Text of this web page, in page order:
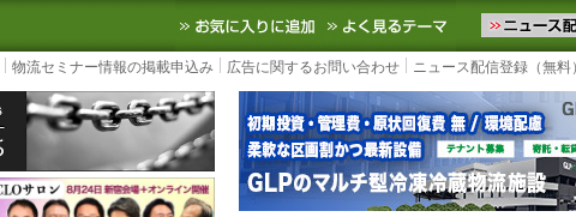
ースサイト
3PL, SCMなど国内外の最新の物流ニュースをお届けします。物
お気に入りに追加 よく見るテ
物流セミナー情報の掲載申込み 広告に関するお問い合わせ ニュース配信登録（無料）